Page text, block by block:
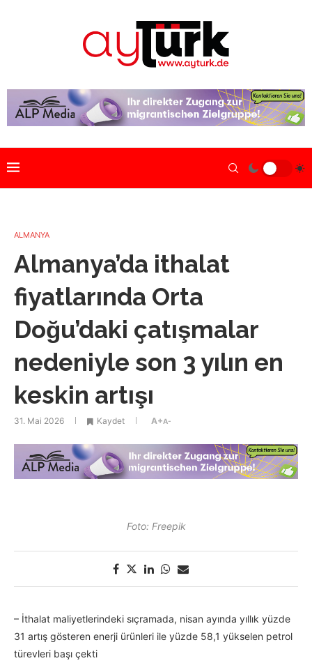
ALMANYA
Almanya’da ithalat
fiyatlarında Orta
Doğu’daki çatışmalar
nedeniyle son 3 yılın en
keskin artışı
31. Mai 2026 Kaydet A+A-
Foto: Freepik
– İthalat maliyetlerindeki sıçramada, nisan ayında yıllık yüzde
31 artış gösteren enerji ürünleri ile yüzde 58,1 yükselen petrol
türevleri başı çekti